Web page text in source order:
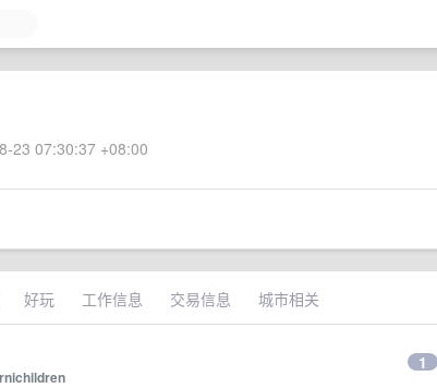
23 07:30:37 +08:00
好玩 工作信息 交易信息 城市相关
1